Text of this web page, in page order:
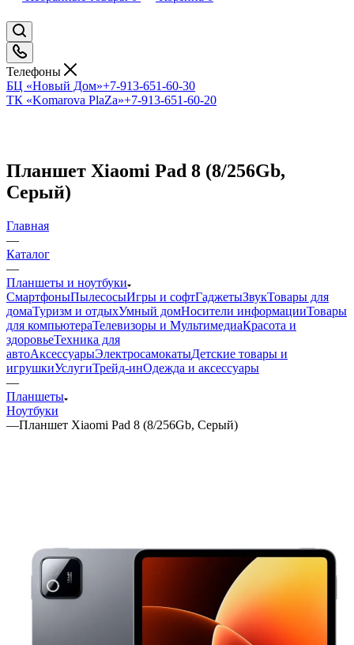
Телефоны
БЦ «Новый Дом»+7-913-651-60-30
ТК «Komarova PlaZa»+7-913-651-60-20
Планшет Xiaomi Pad 8 (8/256Gb,
Серый)
Главная
—
Каталог
—
Планшеты и ноутбуки
СмартфоныПылесосыИгры и софтГаджетыЗвукТовары для
домаТуризм и отдыхУмный домНосители информацииТовары
для компьютераТелевизоры и МультимедиаКрасота и
здоровьеТехника для
автоАксессуарыЭлектросамокатыДетские товары и
игрушкиУслугиТрейд-инОдежда и аксессуары
—
Планшеты
Ноутбуки
—Планшет Xiaomi Pad 8 (8/256Gb, Серый)